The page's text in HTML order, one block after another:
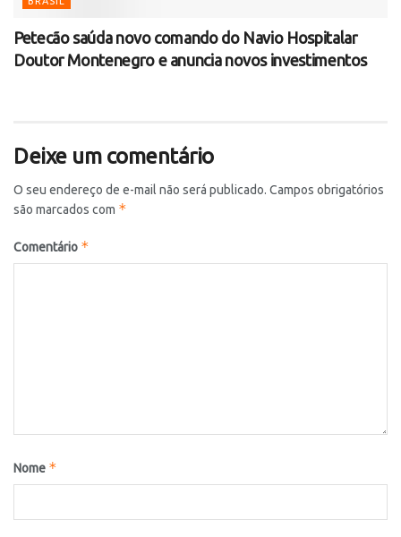
Petecão saúda novo comando do Navio Hospitalar
Doutor Montenegro e anuncia novos investimentos
Deixe um comentário
O seu endereço de e-mail não será publicado. Campos obrigatórios
são marcados com *
Comentário *
Nome *